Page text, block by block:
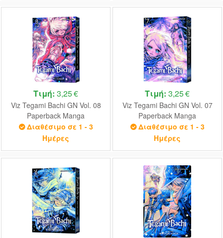
Τιμή: 3,25 €
Viz Tegami Bachi GN Vol. 08
Paperback Manga
Διαθέσιμο σε 1 - 3
Ημέρες
Τιμή: 3,25 €
Viz Tegami Bachi GN Vol. 07
Paperback Manga
Διαθέσιμο σε 1 - 3
Ημέρες